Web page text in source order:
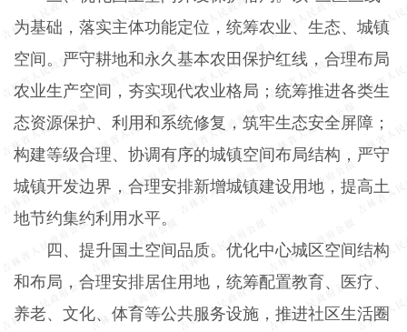
为基础，落实主体功能定位，统筹农业、生态、城镇
空间。严守耕地和永久基本农田保护红线，合理布局
农业生产空间，夯实现代农业格局；统筹推进各类生
态资源保护、利用和系统修复，筑牢生态安全屏障；
构建等级合理、协调有序的城镇空间布局结构，严守
城镇开发边界，合理安排新增城镇建设用地，提高土
地节约集约利用水平。
四、提升国土空间品质。优化中心城区空间结构
和布局，合理安排居住用地，统筹配置教育、医疗、
养老、文化、体育等公共服务设施，推进社区生活圈